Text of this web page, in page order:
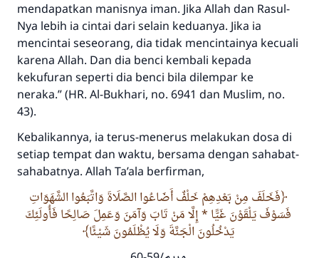
mendapatkan manisnya iman. Jika Allah dan Rasul-
Nya lebih ia cintai dari selain keduanya. Jika ia
mencintai seseorang, dia tidak mencintainya kecuali
karena Allah. Dan dia benci kembali kepada
kekufuran seperti dia benci bila dilempar ke
neraka.”(HR. Al-Bukhari, no. 6941 dan Muslim, no.
43).
Kebalikannya, ia terus-menerus melakukan dosa di
setiap tempat dan waktu, bersama dengan sahabat-
sahabatnya. Allah Ta’ala berfirman,
فَخَلَفَ مِنْ بَعْدِهِمْ خَلْفٌ أَضَاعُوا الصَّلَاةَ وَاتَّبَعُوا الشَّهَوَاتِ
فَسَوْفَ يَلْقَوْنَ غَيًّا * إِلَّا مَنْ تَابَ وَآمَنَ وَعَمِلَ صَالِحًا فَأُولَئِكَ
يَدْخُلُونَ الْجَنَّةَ وَلَا يُظْلَمُونَ شَيْئًا